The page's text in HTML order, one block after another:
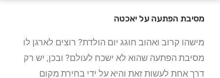
מסיבת הפתעה על יאכטה
מישהו קרוב ואהוב חוגג יום הולדת? רוצים לארגן לו
מסיבת הפתעה שהוא לא ישכח לעולם? ובכן, יש רק
דרך אחת לעשות זאת והיא על ידי בחירת מקום